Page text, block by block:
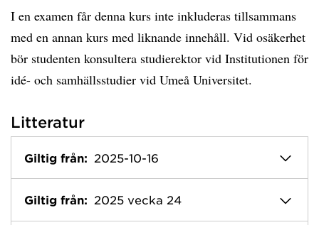
I en examen får denna kurs inte inkluderas tillsammans
med en annan kurs med liknande innehåll. Vid osäkerhet
bör studenten konsultera studierektor vid Institutionen för
idé- och samhällsstudier vid Umeå Universitet.
Litteratur
Giltig från: 2025-10-16
Giltig från: 2025 vecka 24